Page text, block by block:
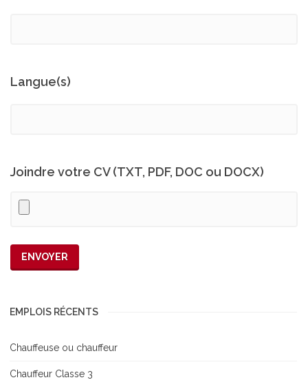
Langue(s)
Joindre votre CV (TXT, PDF, DOC ou DOCX)
EMPLOIS RÉCENTS
Chauffeuse ou chauffeur
Chauffeur Classe 3